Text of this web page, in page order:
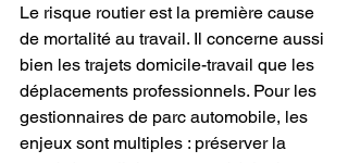
Le risque routier est la première cause
de mortalité au travail. Il concerne aussi
bien les trajets domicile-travail que les
déplacements professionnels. Pour les
gestionnaires de parc automobile, les
enjeux sont multiples : préserver la